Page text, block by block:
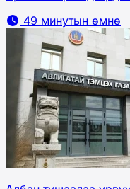
49 минутын өмнө